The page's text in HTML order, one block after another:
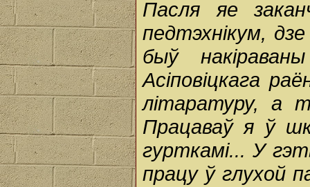
Пасля яе
педтэхнікум,
быў
Асіповіцкага
літаратуру, а
Працаваў я ў
гурткамі... У
працу ў глухой